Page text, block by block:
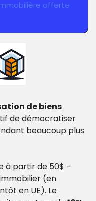
offerte
de biens
de démocratiser
beaucoup plus
à partir de 50$ -
(en
en UE). Le